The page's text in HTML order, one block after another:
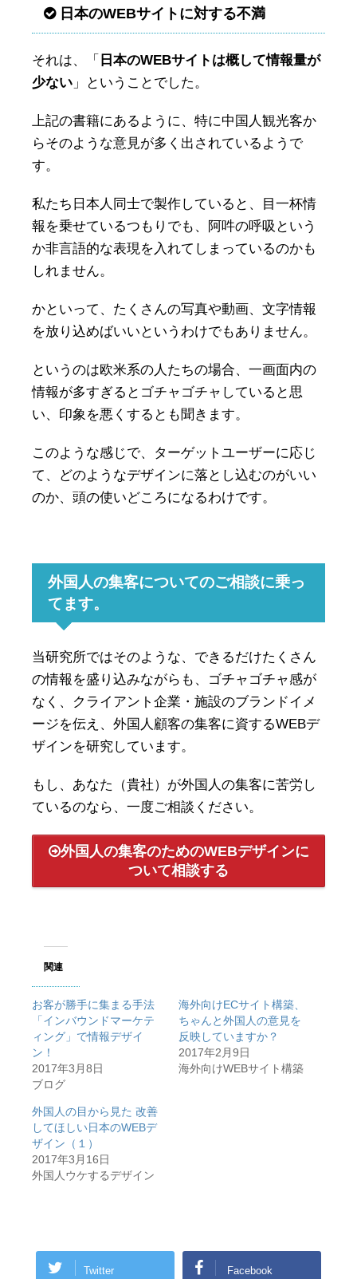
日本のWEBサイトに対する不満
それは、「 日本のWEBサイトは概して情報量が
少ない 」ということでした。
上記の書籍にあるように、特に中国人観光客か
らそのような意見が多く出されているようで
す。
私たち日本人同士で製作していると、目一杯情
報を乗せているつもりでも、阿吽の呼吸という
か非言語的な表現を入れてしまっているのかも
しれません。
かといって、たくさんの写真や動画、文字情報
を放り込めばいいというわけでもありません。
というのは欧米系の人たちの場合、一画面内の
情報が多すぎるとゴチャゴチャしていると思
い、印象を悪くするとも聞きます。
このような感じで、ターゲットユーザーに応じ
て、どのようなデザインに落とし込むのがいい
のか、頭の使いどころになるわけです。
外国人の集客についてのご相談に乗っ
てます。
当研究所ではそのような、できるだけたくさん
の情報を盛り込みながらも、ゴチャゴチャ感が
なく、クライアント企業・施設のブランドイメ
ージを伝え、外国人顧客の集客に資するWEBデ
ザインを研究しています。
もし、あなた（貴社）が外国人の集客に苦労し
ているのなら、一度ご相談ください。
外国人の集客のためのWEBデザインに
ついて相談する
関連
お客が勝手に集まる手法
「インバウンドマーケテ
ィング」で情報デザイ
ン！
2017年3月8日
ブログ
海外向けECサイト構築、
ちゃんと外国人の意見を
反映していますか？
2017年2月9日
海外向けWEBサイト構築
外国人の目から見た 改善
してほしい日本のWEBデ
ザイン（１）
2017年3月16日
外国人ウケするデザイン
Twitter Facebook